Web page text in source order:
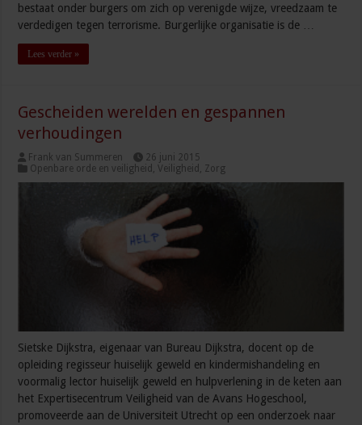
bestaat onder burgers om zich op verenigde wijze, vreedzaam te
verdedigen tegen terrorisme. Burgerlijke organisatie is de …
Lees verder »
Gescheiden werelden en gespannen
verhoudingen
Frank van Summeren
26 juni 2015
Openbare orde en veiligheid ,Veiligheid , Zorg
Sietske Dijkstra, eigenaar van Bureau Dijkstra, docent op de
opleiding regisseur huiselijk geweld en kindermishandeling en
voormalig lector huiselijk geweld en hulpverlening in de keten aan
het Expertisecentrum Veiligheid van de Avans Hogeschool,
promoveerde aan de Universiteit Utrecht op een onderzoek naar